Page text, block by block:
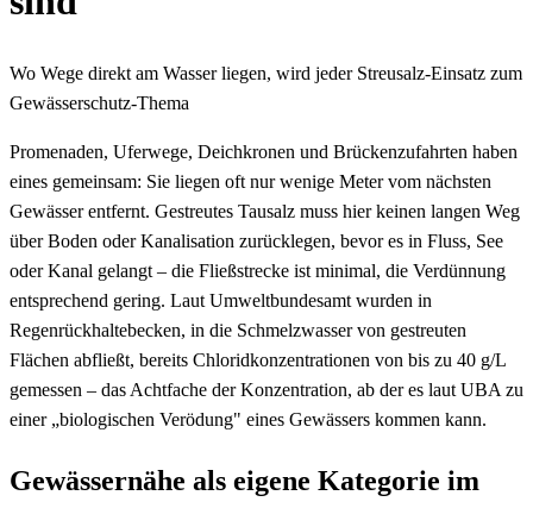
Wo Wege direkt am Wasser liegen, wird jeder Streusalz-Einsatz zum
Gewässerschutz-Thema
Promenaden, Uferwege, Deichkronen und Brückenzufahrten haben
eines gemeinsam: Sie liegen oft nur wenige Meter vom nächsten
Gewässer entfernt. Gestreutes Tausalz muss hier keinen langen Weg
über Boden oder Kanalisation zurücklegen, bevor es in Fluss, See
oder Kanal gelangt – die Fließstrecke ist minimal, die Verdünnung
entsprechend gering. Laut Umweltbundesamt wurden in
Regenrückhaltebecken, in die Schmelzwasser von gestreuten
Flächen abfließt, bereits Chloridkonzentrationen von bis zu 40 g/L
gemessen – das Achtfache der Konzentration, ab der es laut UBA zu
einer „biologischen Verödung" eines Gewässers kommen kann.
Gewässernähe als eigene Kategorie im